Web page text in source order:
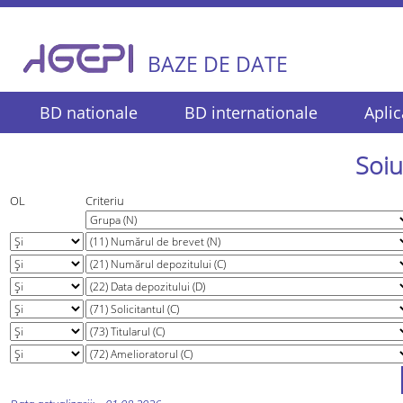
BAZE DE DATE
BD nationale BD internationale
OL Criteriu